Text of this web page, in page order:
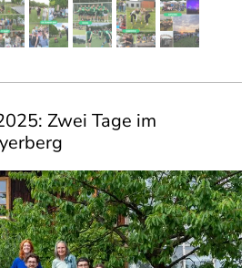
Zwei Tage im